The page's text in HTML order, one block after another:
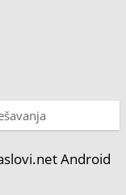
Android